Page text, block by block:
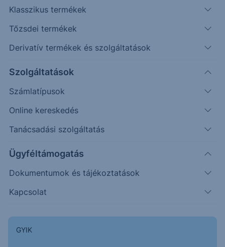
Klasszikus termékek
Tőzsdei termékek
Derivatív termékek és szolgáltatások
Szolgáltatások
Számlatípusok
Online kereskedés
Tanácsadási szolgáltatás
Ügyféltámogatás
Dokumentumok és tájékoztatások
Kapcsolat
GYIK
773 találat cikkeink között
Dojo
Tegnap – talán nem meglepő módon – megint a
világ. itthon az AI Summit konferencián szólalt fel
PIACI HÍREK